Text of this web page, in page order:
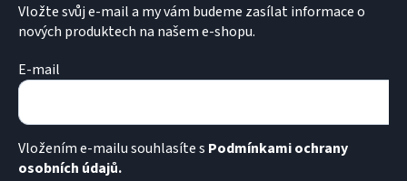
Vložte svůj e-mail a my vám budeme zasílat informace o
nových produktech na našem e-shopu.
E-mail
Vložením e-mailu souhlasíte s Podmínkami ochrany
osobních údajů.